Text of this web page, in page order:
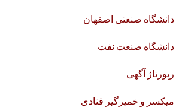
دانشگاه صنعتی اصفهان
دانشگاه صنعت نفت
رپورتاژ آگهی
میکسر و خمیرگیر قنادی